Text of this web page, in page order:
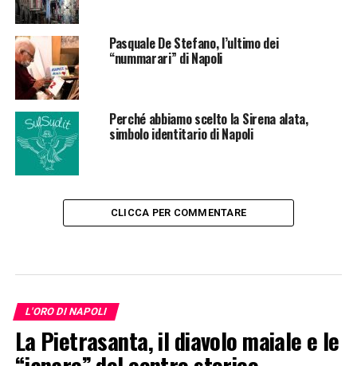
Pasquale De Stefano, l’ultimo dei
“nummarari” di Napoli
Perché abbiamo scelto la Sirena alata,
simbolo identitario di Napoli
CLICCA PER COMMENTARE
L'ORO DI NAPOLI
La Pietrasanta, il diavolo maiale e le